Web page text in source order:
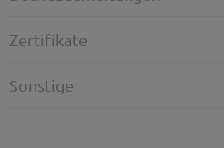
Zertifikate
Sonstige